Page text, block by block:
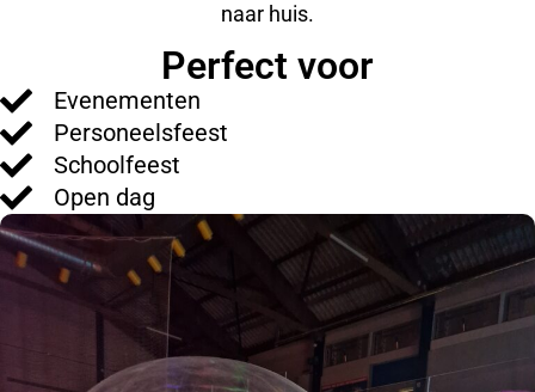
naar huis.
Perfect voor
Evenementen
Personeelsfeest
Schoolfeest
Open dag